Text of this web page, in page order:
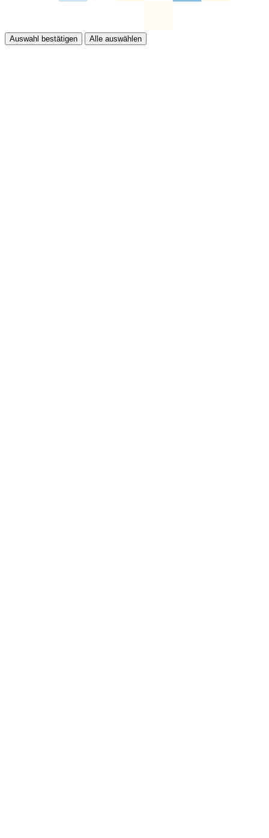
Auswahl bestätigen Alle auswählen